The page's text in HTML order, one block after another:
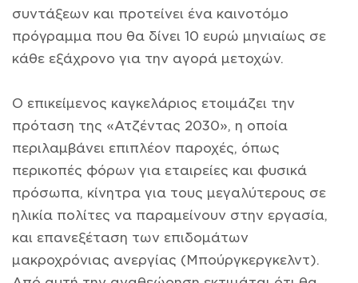
συντάξεων και προτείνει ένα καινοτόμο
πρόγραμμα που θα δίνει 10 ευρώ μηνιαίως σε
κάθε εξάχρονο για την αγορά μετοχών.
Ο επικείμενος καγκελάριος ετοιμάζει την
πρόταση της «Ατζέντας 2030», η οποία
περιλαμβάνει επιπλέον παροχές, όπως
περικοπές φόρων για εταιρείες και φυσικά
πρόσωπα, κίνητρα για τους μεγαλύτερους σε
ηλικία πολίτες να παραμείνουν στην εργασία,
και επανεξέταση των επιδομάτων
μακροχρόνιας ανεργίας (Μπούργκεργκελντ).